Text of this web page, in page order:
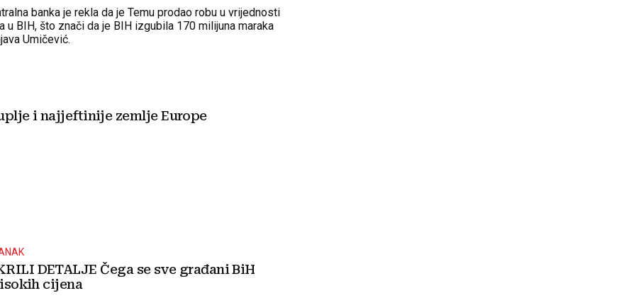
banka je rekla da je Temu prodao robu u vrijednosti
u BIH, što znači da je BIH izgubila 170 milijuna maraka
Umičević.
i najjeftinije zemlje Europe
DETALJE Čega se sve građani BiH
cijena